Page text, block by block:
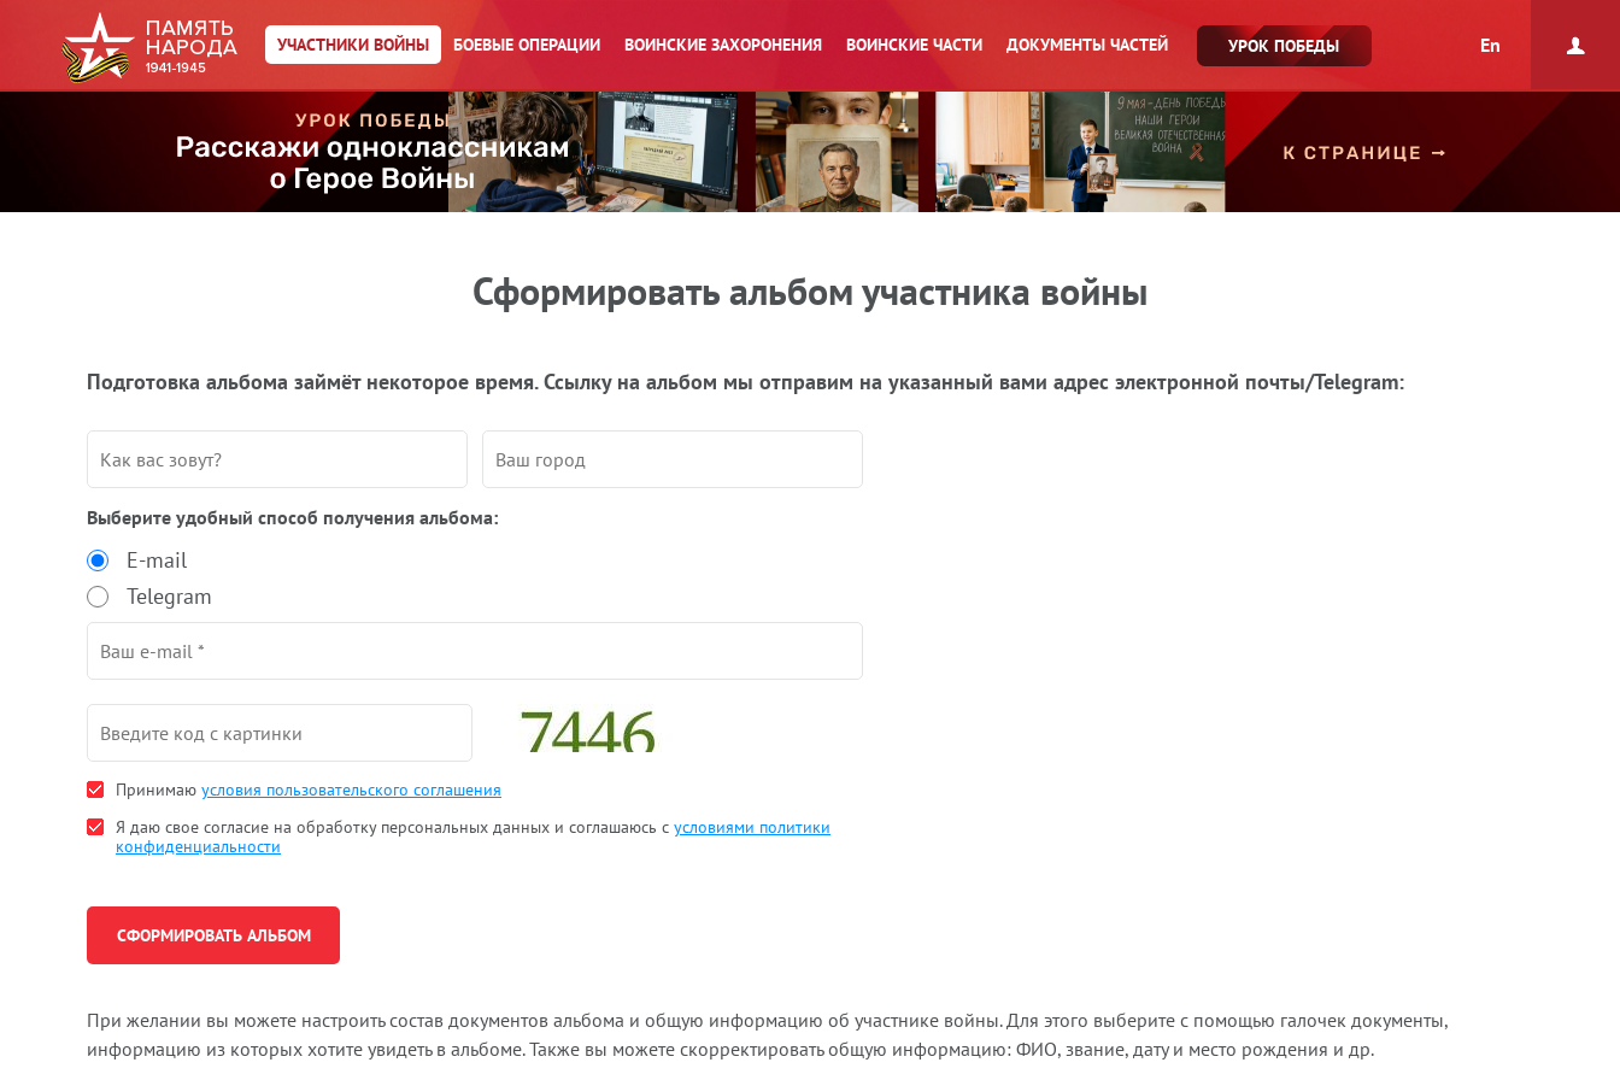
УЧАСТНИКИ ВОЙНЫ БОЕВЫЕ ОПЕРАЦИИ ВОИНСКИЕ ЗАХОРОНЕНИЯ ВОИНСКИЕ ЧАСТИ ДОКУМЕНТЫ ЧАСТЕЙ УРОК ПОБЕДЫ En
Сформировать альбом участника войны
Подготовка альбома займёт некоторое время. Ссылку на альбом мы отправим на указанный вами адрес электронной почты/Telegram:
Выберите удобный способ получения альбома:
E-mail
Telegram
Принимаю условия пользовательского соглашения
Я даю свое согласие на обработку персональных данных и соглашаюсь с условиями политики
конфиденциальности
При желании вы можете настроить состав документов альбома и общую информацию об участнике войны. Для этого выберите с помощью галочек документы,
информацию из которых хотите увидеть в альбоме. Также вы можете скорректировать общую информацию: ФИО, звание, дату и место рождения и др.